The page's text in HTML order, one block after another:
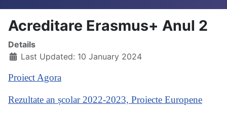
Acreditare Erasmus+ Anul 2
Details
Last Updated: 10 January 2024
Proiect Agora
Rezultate an școlar 2022-2023, Proiecte Europene